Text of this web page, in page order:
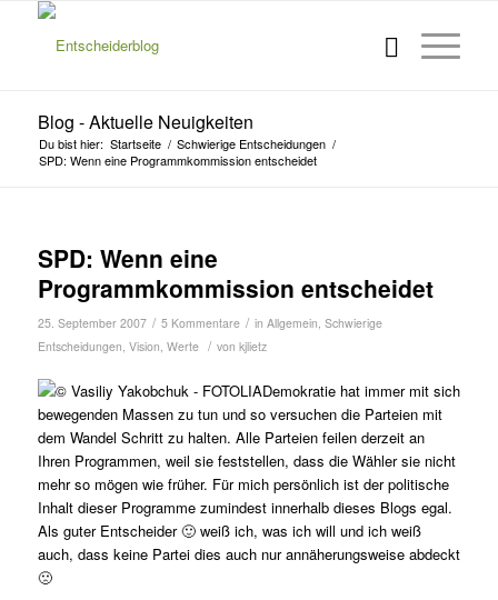
Blog - Aktuelle Neuigkeiten
Du bist hier: Startseite / Schwierige Entscheidungen /
SPD: Wenn eine Programmkommission entscheidet
SPD: Wenn eine
Programmkommission entscheidet
25. September 2007 / 5 Kommentare / in Allgemein, Schwierige
Entscheidungen, Vision, Werte / von kjlietz
Demokratie hat immer mit sich
bewegenden Massen zu tun und so versuchen die Parteien mit
dem Wandel Schritt zu halten. Alle Parteien feilen derzeit an
Ihren Programmen, weil sie feststellen, dass die Wähler sie nicht
mehr so mögen wie früher. Für mich persönlich ist der politische
Inhalt dieser Programme zumindest innerhalb dieses Blogs egal.
Als guter Entscheider 🙂 weiß ich, was ich will und ich weiß
auch, dass keine Partei dies auch nur annäherungsweise abdeckt
🙁